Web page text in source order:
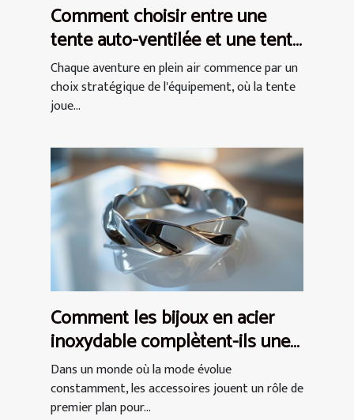
Comment choisir entre une
tente auto-ventilée et une tente
à air captif
Chaque aventure en plein air commence par un
choix stratégique de l'équipement, où la tente
joue...
Comment les bijoux en acier
inoxydable complètent-ils une
tenue ?
Dans un monde où la mode évolue
constamment, les accessoires jouent un rôle de
premier plan pour...